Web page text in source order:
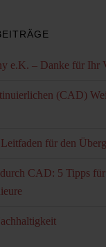
e.K. – Danke für Ihr
(CAD)
für den
CAD: 5 Tipps für